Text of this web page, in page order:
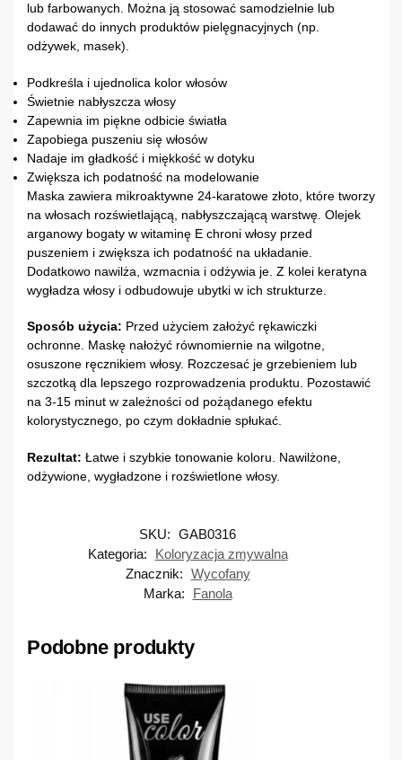
lub farbowanych. Można ją stosować samodzielnie lub
dodawać do innych produktów pielęgnacyjnych (np.
odżywek, masek).
Podkreśla i ujednolica kolor włosów
Świetnie nabłyszcza włosy
Zapewnia im piękne odbicie światła
Zapobiega puszeniu się włosów
Nadaje im gładkość i miękkość w dotyku
Zwiększa ich podatność na modelowanie
Maska zawiera mikroaktywne 24-karatowe złoto, które tworzy
na włosach rozświetlającą, nabłyszczającą warstwę. Olejek
arganowy bogaty w witaminę E chroni włosy przed
puszeniem i zwiększa ich podatność na układanie.
Dodatkowo nawilża, wzmacnia i odżywia je. Z kolei keratyna
wygładza włosy i odbudowuje ubytki w ich strukturze.
Sposób użycia: Przed użyciem założyć rękawiczki
ochronne. Maskę nałożyć równomiernie na wilgotne,
osuszone ręcznikiem włosy. Rozczesać je grzebieniem lub
szczotką dla lepszego rozprowadzenia produktu. Pozostawić
na 3-15 minut w zależności od pożądanego efektu
kolorystycznego, po czym dokładnie spłukać.
Rezultat: Łatwe i szybkie tonowanie koloru. Nawilżone,
odżywione, wygładzone i rozświetlone włosy.
SKU: GAB0316
Kategoria:
Koloryzacja zmywalna
Znacznik: Wycofany
Marka:
Fanola
Podobne produkty